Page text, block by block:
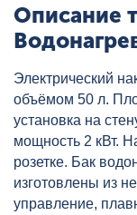
Описание
THERMEX
ЭдЭБ01247
Электрический
объёмом 50 л.
установка на
мощность 2 кВт.
розетке. Бак
изготовлены из
управление,